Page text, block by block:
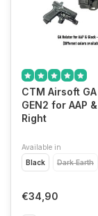
CTM Airsoft
GEN2 for AAP
Right
Available in
Black
Dark Earth
€34,90